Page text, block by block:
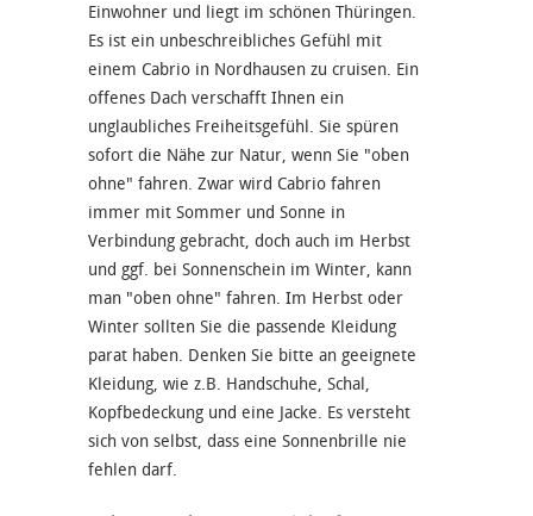
Einwohner und liegt im schönen Thüringen.
Es ist ein unbeschreibliches Gefühl mit
einem Cabrio in Nordhausen zu cruisen. Ein
offenes Dach verschafft Ihnen ein
unglaubliches Freiheitsgefühl. Sie spüren
sofort die Nähe zur Natur, wenn Sie "oben
ohne" fahren. Zwar wird Cabrio fahren
immer mit Sommer und Sonne in
Verbindung gebracht, doch auch im Herbst
und ggf. bei Sonnenschein im Winter, kann
man "oben ohne" fahren. Im Herbst oder
Winter sollten Sie die passende Kleidung
parat haben. Denken Sie bitte an geeignete
Kleidung, wie z.B. Handschuhe, Schal,
Kopfbedeckung und eine Jacke. Es versteht
sich von selbst, dass eine Sonnenbrille nie
fehlen darf.